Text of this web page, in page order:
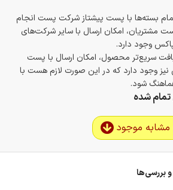
بسته‌ها با پست پیشتاز شرکت پست انجام
مشتریان، امکان ارسال با سایر شرکت‌های
وجود دارد.
سریع‌تر محصول، امکان ارسال با پست
نیز وجود دارد که در این صورت لازم هست با
شود.
شده
موجود
بررسی‌ها